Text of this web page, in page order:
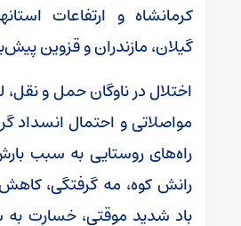
کرمانشاه و ارتفاعات
گیلان، مازندران و قزوین
اختلال در ناوگان حمل و
مواصلاتی و احتمال انسداد
راه‌های روستایی به سبب
رانش کوه، مه گرفتگی،
باد شدید موقتی، خسارت